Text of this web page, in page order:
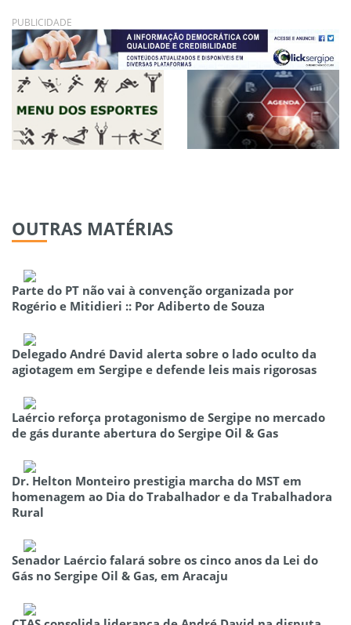
PUBLICIDADE
OUTRAS MATÉRIAS
Parte do PT não vai à convenção organizada por
Rogério e Mitidieri :: Por Adiberto de Souza
Delegado André David alerta sobre o lado oculto da
agiotagem em Sergipe e defende leis mais rigorosas
Laércio reforça protagonismo de Sergipe no mercado
de gás durante abertura do Sergipe Oil & Gas
Dr. Helton Monteiro prestigia marcha do MST em
homenagem ao Dia do Trabalhador e da Trabalhadora
Rural
Senador Laércio falará sobre os cinco anos da Lei do
Gás no Sergipe Oil & Gas, em Aracaju